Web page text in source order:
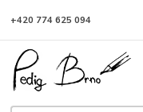
+420 774 625 094